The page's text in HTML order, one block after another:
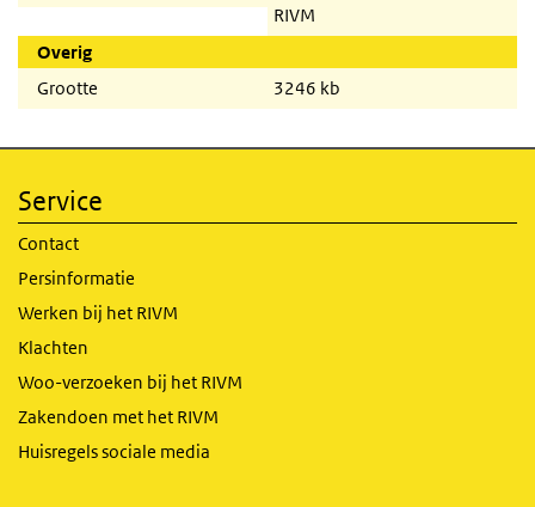
RIVM
Overig
Grootte
3246 kb
Service
Contact
Persinformatie
Werken bij het RIVM
Klachten
Woo-verzoeken bij het RIVM
Zakendoen met het RIVM
Huisregels sociale media